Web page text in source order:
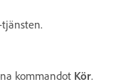
kommandot Kör.